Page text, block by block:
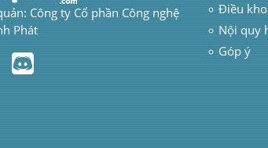
Công ty Cổ phần Công nghệ
Phát
Điều
Nội quy
Góp ý